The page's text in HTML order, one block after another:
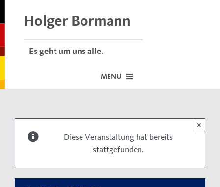
Holger Bormann
Es geht um uns alle.
MENU
Dafür stehe ich
Termine vor Ort
Diese Veranstaltung hat bereits
stattgefunden.
×